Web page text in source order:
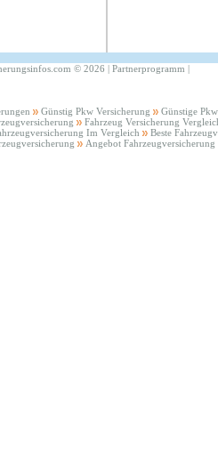
© 2026 | Partnerprogramm |
Günstig Pkw Versicherung
Günstige
Fahrzeug Versicherung
Im Vergleich
Beste
Angebot Fahrzeugversicherung